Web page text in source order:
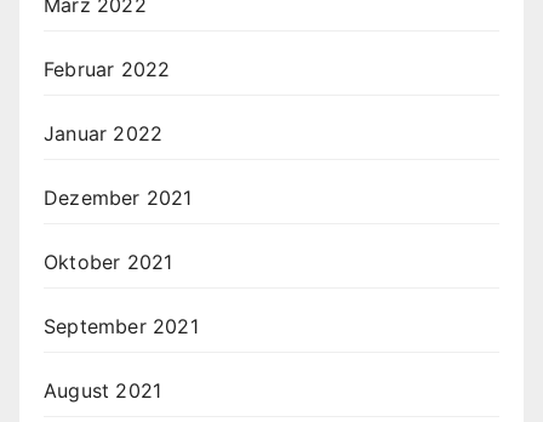
Februar 2022
Januar 2022
Dezember 2021
Oktober 2021
September 2021
August 2021